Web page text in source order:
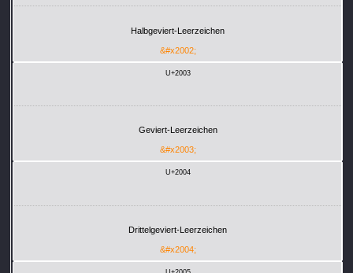
Halbgeviert-Leerzeichen
&#x2002;
U+2003
Geviert-Leerzeichen
&#x2003;
U+2004
Drittelgeviert-Leerzeichen
&#x2004;